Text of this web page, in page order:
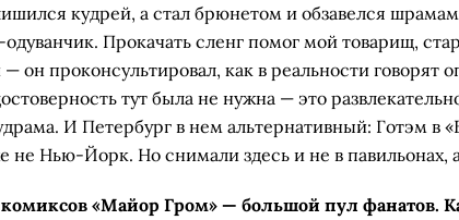
кудрей, а стал брюнетом и обзавелся
Прокачать сленг помог мой товарищ,
он проконсультировал, как в реальности говорят
тут была не нужна — это
И Петербург в нем альтернативный: Готэм в
не Нью-Йорк. Но снимали здесь и не в павильонах,
«Майор Гром» — большой пул фанатов.